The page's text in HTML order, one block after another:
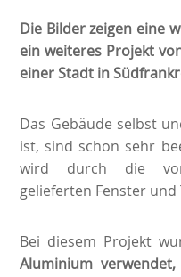
Die Bilder zeigen eine
ein weiteres Projekt
einer Stadt in
Das Gebäude selbst
ist, sind schon sehr
wird durch die
gelieferten Fenster
Bei diesem Projekt
Aluminium